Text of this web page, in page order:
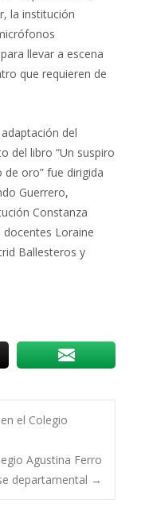
la institución
llevar a escena
que requieren de
del
del libro “Un suspiro
de oro” fue dirigida
Guerrero,
Constanza
Loraine
Ballesteros y
el Colegio
Agustina Ferro
departamental →